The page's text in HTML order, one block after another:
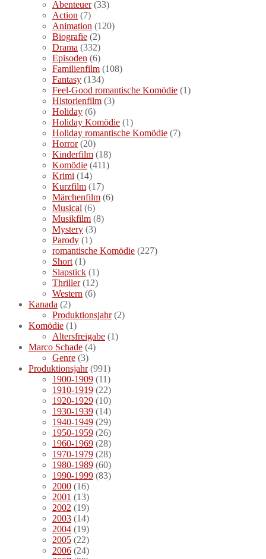
Abenteuer(33)
Action (7)
Animation (120)
Biografie (2)
Drama (332)
Episoden (6)
Familienfilm (108)
Fantasy (134)
Feel-Good romantische Komödie (1)
Historienfilm (3)
Holiday (6)
Holiday Komödie (1)
Holiday romantische Komödie (7)
Horror(20)
Kinderfilm (18)
Komödie (411)
Krimi (14)
Kurzfilm (17)
Märchenfilm (6)
Musical (6)
Musikfilm (8)
Mystery (3)
Parody (1)
romantische Komödie (227)
Short (1)
Slapstick (1)
Thriller(12)
Western (6)
Kanada (2)
Produktionsjahr(2)
Komödie (1)
Altersfreigabe (1)
Marco Schade (4)
Genre (3)
Produktionsjahr(991)
1900-1909 (11)
1910-1919 (22)
1920-1929 (10)
1930-1939 (14)
1940-1949 (29)
1950-1959 (26)
1960-1969 (28)
1970-1979 (28)
1980-1989 (60)
1990-1999 (83)
2000 (16)
2001 (13)
2002 (19)
2003 (14)
2004 (19)
2005 (22)
2006 (24)